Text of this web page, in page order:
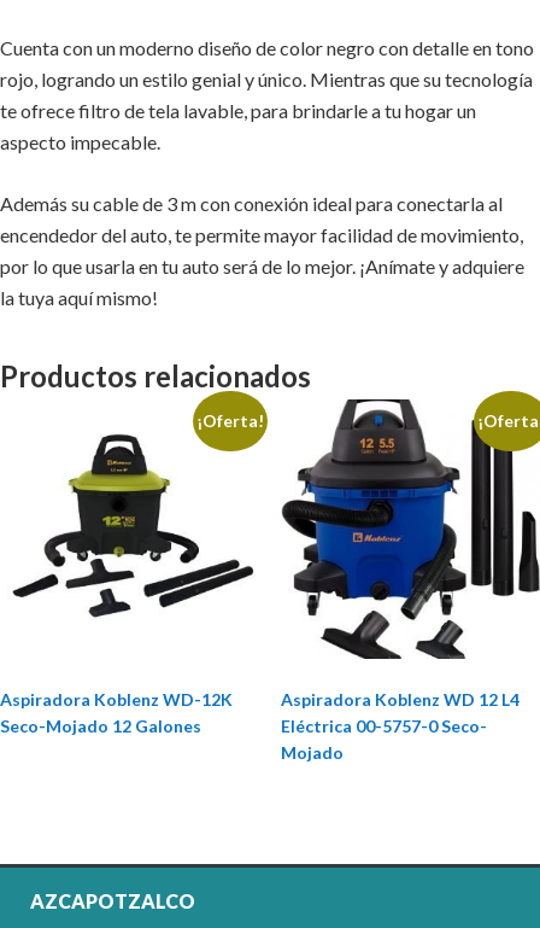
Cuenta con un moderno diseño de color negro con detalle en tono
rojo, logrando un estilo genial y único. Mientras que su tecnología
te ofrece filtro de tela lavable, para brindarle a tu hogar un
aspecto impecable.
Además su cable de 3 m con conexión ideal para conectarla al
encendedor del auto, te permite mayor facilidad de movimiento,
por lo que usarla en tu auto será de lo mejor. ¡Anímate y adquiere
la tuya aquí mismo!
Productos relacionados
¡Oferta!
Aspiradora Koblenz WD-12K
Seco-Mojado 12 Galones
Aspiradora Koblenz WD 12 L4
Eléctrica 00-5757-0 Seco-
Mojado
AZCAPOTZALCO